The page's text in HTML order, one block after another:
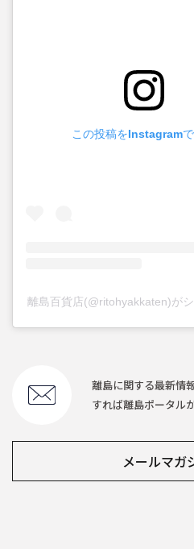
この投稿をInstagram
離島百貨店(@ritohyakkaten)が
離島に関する最新情
すれば離島ポータル
メールマガ